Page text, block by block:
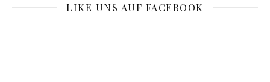
LIKE UNS AUF FACEBOOK